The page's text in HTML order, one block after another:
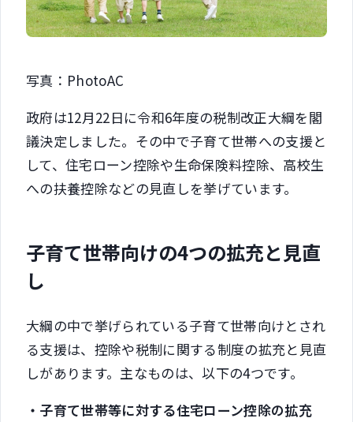
写真：PhotoAC
政府は12月22日に令和6年度の税制改正大綱を閣
議決定しました。その中で子育て世帯への支援と
して、住宅ローン控除や生命保険料控除、高校生
への扶養控除などの見直しを挙げています。
子育て世帯向けの4つの拡充と見直
し
大綱の中で挙げられている子育て世帯向けとされ
る支援は、控除や税制に関する制度の拡充と見直
しがあります。主なものは、以下の4つです。
・子育て世帯等に対する住宅ローン控除の拡充